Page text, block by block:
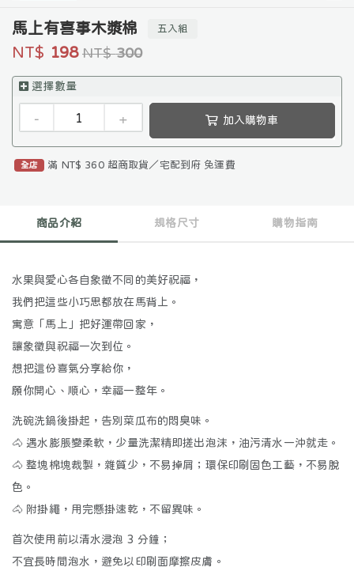
馬上有喜事木漿棉 五入組
NT$ 198 NT$300
選擇數量
- + 加入購物車
全店 滿 NT$ 360 超商取貨／宅配到府 免運費
商品介紹 規格尺寸 購物指南
水果與愛心各自象徵不同的美好祝福，
我們把這些小巧思都放在馬背上。
寓意「馬上」把好運帶回家，
讓象徵與祝福一次到位。
想把這份喜氣分享給你，
願你開心、順心，幸福一整年。
洗碗洗鍋後掛起，告別菜瓜布的悶臭味。
🐴 遇水膨脹變柔軟，少量洗潔精即搓出泡沫，油污清水一沖就走。
🐴 整塊棉塊裁製，雜質少，不易掉屑；環保印刷固色工藝，不易脫
色。
🐴 附掛繩，用完懸掛速乾，不留異味。
首次使用前以清水浸泡 3 分鐘；
不宜長時間泡水，避免以印刷面摩擦皮膚。